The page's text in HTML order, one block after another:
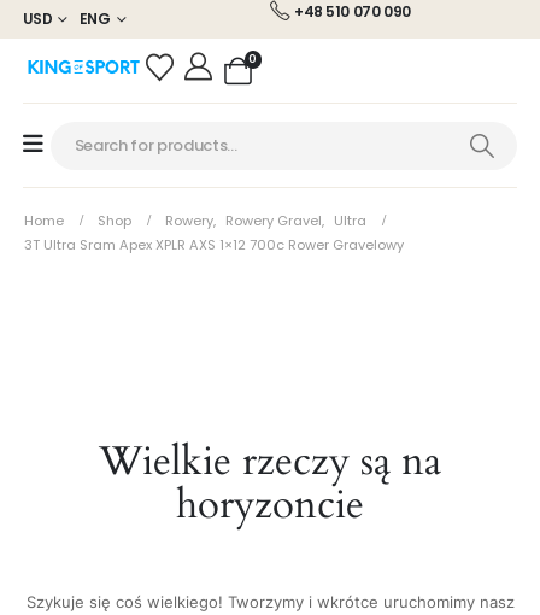
USD ENG +48 510 070 090
0
Home Shop Rowery, Rowery Gravel, Ultra
3T Ultra Sram Apex XPLR AXS 1×12 700c Rower Gravelowy
Wielkie rzeczy są na
horyzoncie
Szykuje się coś wielkiego! Tworzymy i wkrótce uruchomimy nasz